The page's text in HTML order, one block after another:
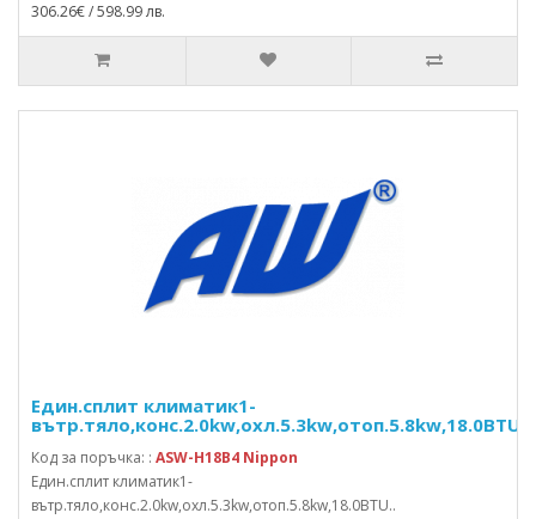
306.26€ / 598.99 лв.
Един.сплит климатик1-
вътр.тяло,конс.2.0kw,охл.5.3kw,отоп.5.8kw,18.0BTU
Код за поръчка: : ASW-H18B4 Nippon
Един.сплит климатик1-
вътр.тяло,конс.2.0kw,охл.5.3kw,отоп.5.8kw,18.0BTU..